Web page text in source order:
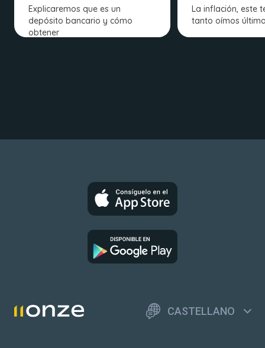
Explicaremos que es un
depósito bancario y cómo
obtener
La inflación, este
tanto oímos
CASTELLANO